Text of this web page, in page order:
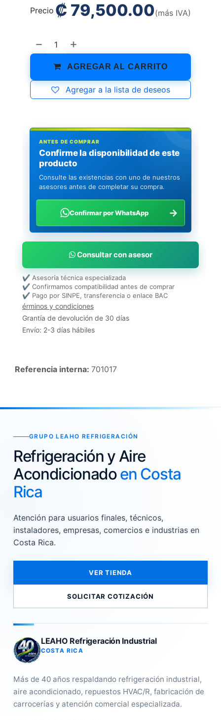
AGREGAR AL CARRITO
Agregar a la lista de deseos
Precio ₡ 79,500.00(más IVA)
ANTES DE COMPRAR
Confirme la disponibilidad de este
producto
Consulte las existencias con uno de nuestros
asesores antes de completar su compra.
Confirmar por WhatsApp →
Consultar con asesor
✔ Asesoría técnica especializada
✔ Confirmamos compatibilidad antes de comprar
✔ Pago por SINPE, transferencia o enlace BAC
érminos y condiciones
Grantía de devolución de 30 días
Envío: 2-3 días hábiles
Referencia interna: 701017
GRUPO LEAHO REFRIGERACIÓN
Refrigeración y Aire
Acondicionadoen Costa
Rica
Atención para usuarios finales, técnicos,
instaladores, empresas, comercios e industrias en
Costa Rica.
VER TIENDA
SOLICITAR COTIZACIÓN
LEAHO Refrigeración Industrial
COSTA RICA
Más de 40 años respaldando refrigeración industrial,
aire acondicionado, repuestos HVAC/R, fabricación de
carrocerías y atención comercial especializada.